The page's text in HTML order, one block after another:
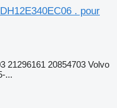
. pour
21296161 20854703 Volvo
...